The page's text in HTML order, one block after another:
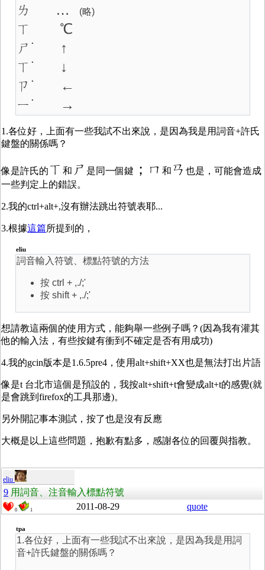
ㄌ …
(略)
ㄒ ℃
ㄕ˙ ↑
ㄒ˙ ↓
ㄗ˙ ←
ㄧ˙ →
1.各位好，上面有一些我試不出來說，是因為我是用詞音+許氏
鍵盤的關係嗎？
像是許氏的 ㄒ 和 ㄕ 是同一個鍵 ；ㄇ 和 ㄢ 也是，可能會造成
一些判定上的錯誤。
2.我的ctrl+alt+,沒有辦法跳出符號表耶...
3.根據這篇所提到的，
eliu
詞音輸入符號、標點符號的方法
按 ctrl + ,./;'
按 shift + ,./;'
想請教這兩個的使用方式，能夠舉一些例子嗎？(因為我有灌其
他的輸入法，有些按鍵有衝到不確定是否有用成功)
4.我的gcin版本是1.6.5pre4，使用alt+shift+XX也是無法打出片語
像是t 台北市這個是預設的，我按alt+shift+t會變成alt+t的感覺(就
是會跳到firefox的工具那邊)。
另外開記事本測試，按了也是沒有反應
大概是以上這些問題，抱歉有點多，感謝各位的回覆與指教。
eliu
9 用詞音、注音輸入標點符號
0 1 2011-08-29 quote
tpa
1.各位好，上面有一些我試不出來說，是因為我是用詞
音+許氏鍵盤的關係嗎？